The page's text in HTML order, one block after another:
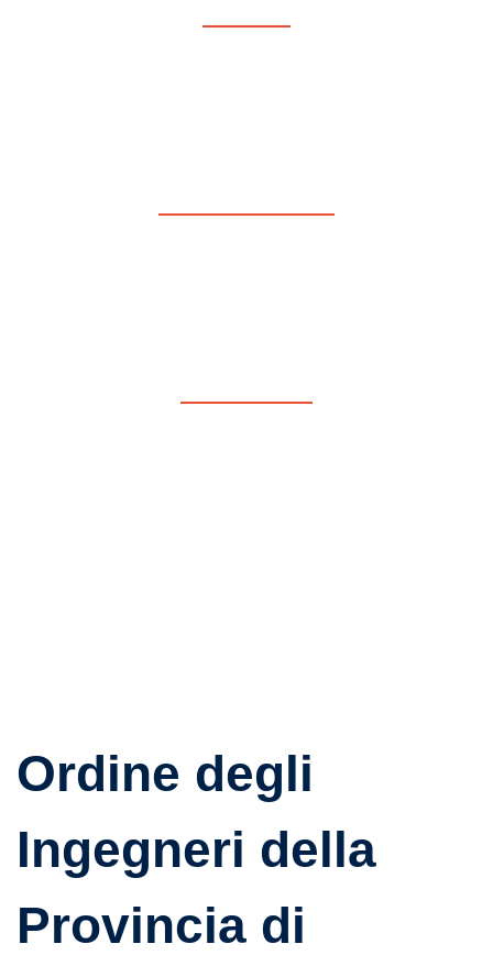
Ordine degli
Ingegneri della
Provincia di